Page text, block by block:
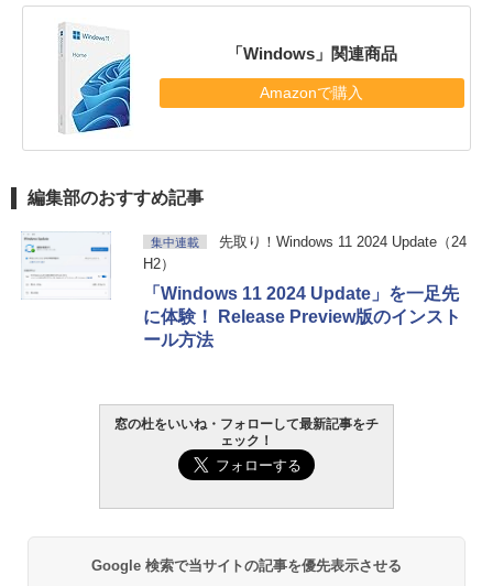
「Windows」関連商品
Amazonで購入
編集部のおすすめ記事
集中連載
先取り！Windows 11 2024 Update（24
H2）
「Windows 11 2024 Update」を一足先
に体験！ Release Preview版のインスト
ール方法
窓の杜をいいね・フォローして最新記事をチ
ェック！
Google 検索で当サイトの記事を優先表示させる